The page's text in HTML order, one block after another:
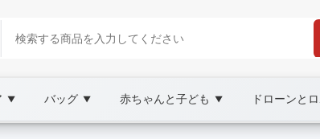
▼ バッグ ▼ 赤ちゃんと子ども ▼ ドローンと